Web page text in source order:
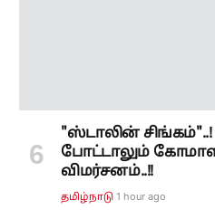
"ஸ்டாலின்
போட்டாலும்
விமர்சனம்..!!
தமிழ்நாடு 1 hour ago